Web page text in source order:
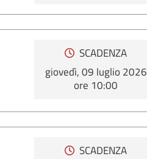
SCADENZA
giovedì, 09 luglio 2026
ore 10:00
SCADENZA